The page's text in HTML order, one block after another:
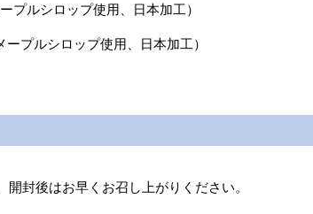
プルシロップ使用、日本加工）
プルシロップ使用、日本加工）
封後はお早くお召し上がりください。